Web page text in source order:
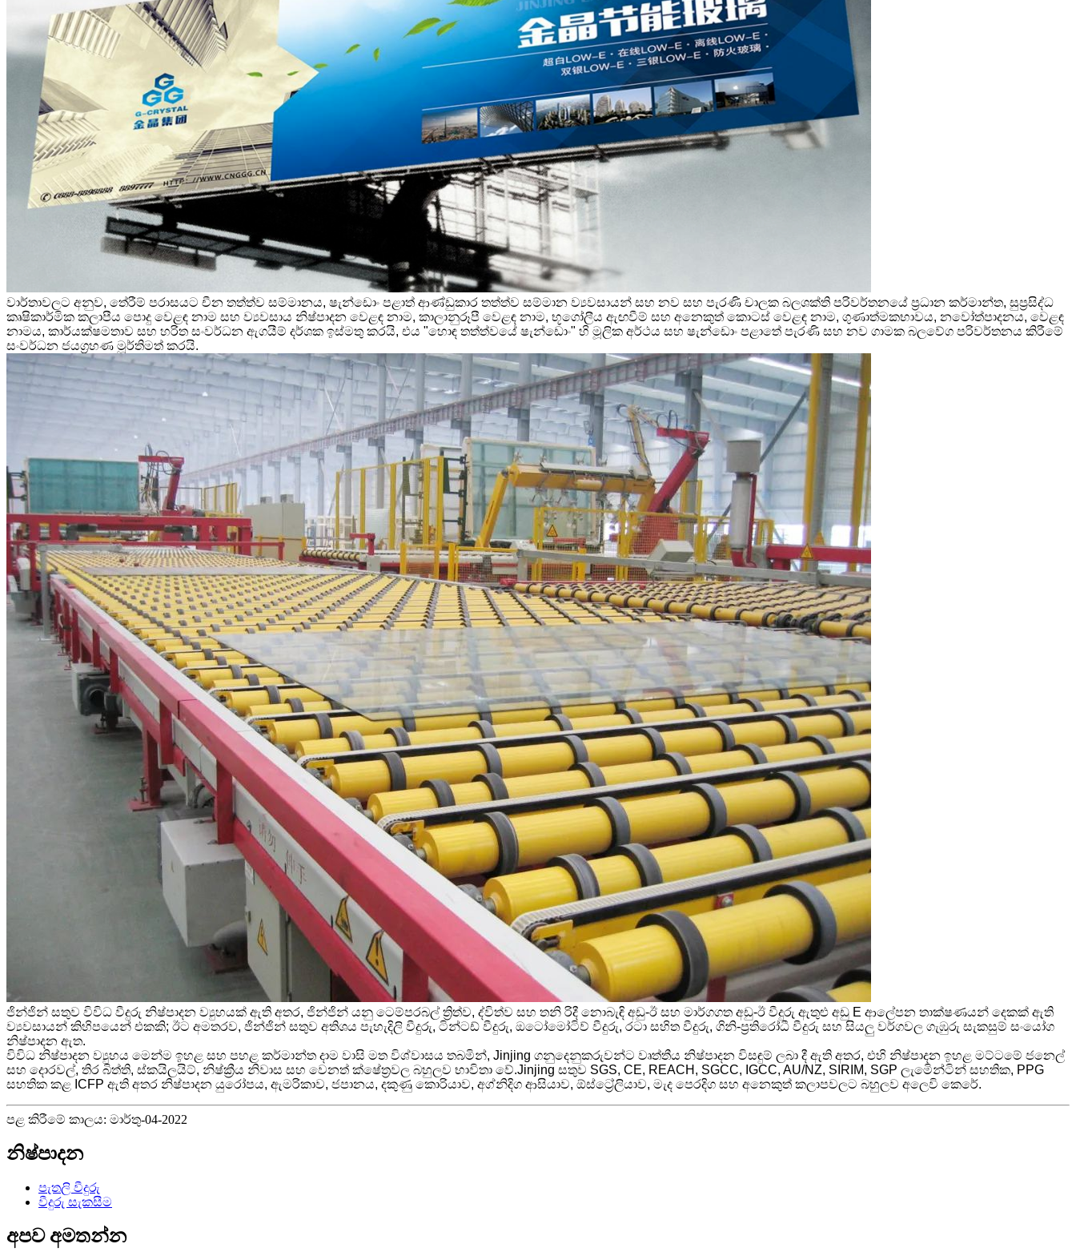
වාර්තාවලට අනුව, තේරීම් පරාසයට චීන තත්ත්ව සම්මානය, ෂැන්ඩොං පළාත් ආණ්ඩුකාර තත්ත්ව සම්මාන ව්‍යවසායන් සහ නව සහ පැරණි චාලක බලශක්ති පරිවර්තනයේ ප්‍රධාන කර්මාන්ත, සුප්‍රසිද්ධ
කෘෂිකාර්මික කලාපීය පොදු වෙළඳ නාම සහ ව්‍යවසාය නිෂ්පාදන වෙළඳ නාම, කාලානුරූපී වෙළඳ නාම, භූගෝලීය ඇඟවීම් සහ අනෙකුත් කොටස් වෙළඳ නාම, ගුණාත්මකභාවය, නවෝත්පාදනය, වෙළඳ
නාමය, කාර්යක්ෂමතාව සහ හරිත සංවර්ධන ඇගයීම් දර්ශක ඉස්මතු කරයි, එය "හොඳ තත්ත්වයේ ෂැන්ඩොං" හි මූලික අර්ථය සහ ෂැන්ඩොං පළාතේ පැරණි සහ නව ගාමක බලවේග පරිවර්තනය කිරීමේ
සංවර්ධන ජයග්‍රහණ මූර්තිමත් කරයි.
ජින්ජින් සතුව විවිධ වීදුරු නිෂ්පාදන ව්‍යුහයක් ඇති අතර, ජින්ජින් යනු ටෙම්පරබල් ත්‍රිත්ව, ද්විත්ව සහ තනි රිදී නොබැඳි අඩු-ඊ සහ මාර්ගගත අඩු-ඊ වීදුරු ඇතුළු අඩු E ආලේපන තාක්ෂණයන් දෙකක් ඇති
ව්‍යවසායන් කිහිපයෙන් එකකි; ඊට අමතරව, ජින්ජින් සතුව අතිශය පැහැදිලි වීදුරු, ටින්ටඩ් වීදුරු, ඔටෝමෝටිව් වීදුරු, රටා සහිත වීදුරු, ගිනි-ප්‍රතිරෝධී වීදුරු සහ සියලු වර්ගවල ගැඹුරු සැකසුම් සංයෝග
නිෂ්පාදන ඇත.
විවිධ නිෂ්පාදන ව්‍යුහය මෙන්ම ඉහළ සහ පහළ කර්මාන්ත දාම වාසි මත විශ්වාසය තබමින්, Jinjing ගනුදෙනුකරුවන්ට වෘත්තීය නිෂ්පාදන විසඳුම් ලබා දී ඇති අතර, එහි නිෂ්පාදන ඉහළ මට්ටමේ ජනෙල්
සහ දොරවල්, තිර බිත්ති, ස්කයිලයිට්, නිෂ්ක්‍රීය නිවාස සහ වෙනත් ක්ෂේත්‍රවල බහුලව භාවිතා වේ.Jinjing සතුව SGS, CE, REACH, SGCC, IGCC, AU/NZ, SIRIM, SGP ලැමිෙන්ටින් සහතික, PPG
සහතික කළ ICFP ඇති අතර නිෂ්පාදන යුරෝපය, ඇමරිකාව, ජපානය, දකුණු කොරියාව, අග්නිදිග ආසියාව, ඕස්ට්‍රේලියාව, මැද පෙරදිග සහ අනෙකුත් කලාපවලට බහුලව අලෙවි කෙරේ.
පළ කිරීමේ කාලය: මාර්තු-04-2022
නිෂ්පාදන
පැතලි වීදුරු
වීදුරු සැකසීම
අපව අමතන්න